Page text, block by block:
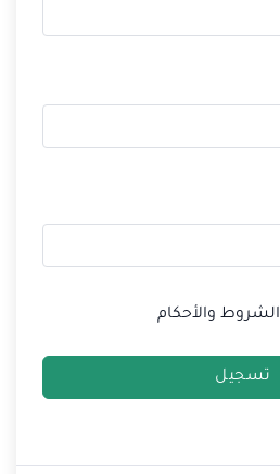
الشروط والأحكام
تسجيل